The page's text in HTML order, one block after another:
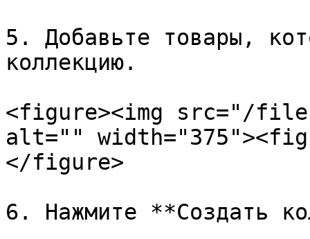
5. Добавьте товары,
коллекцию.
<figure><img src="/
alt=""
</figure>
6. Нажмите **Создать